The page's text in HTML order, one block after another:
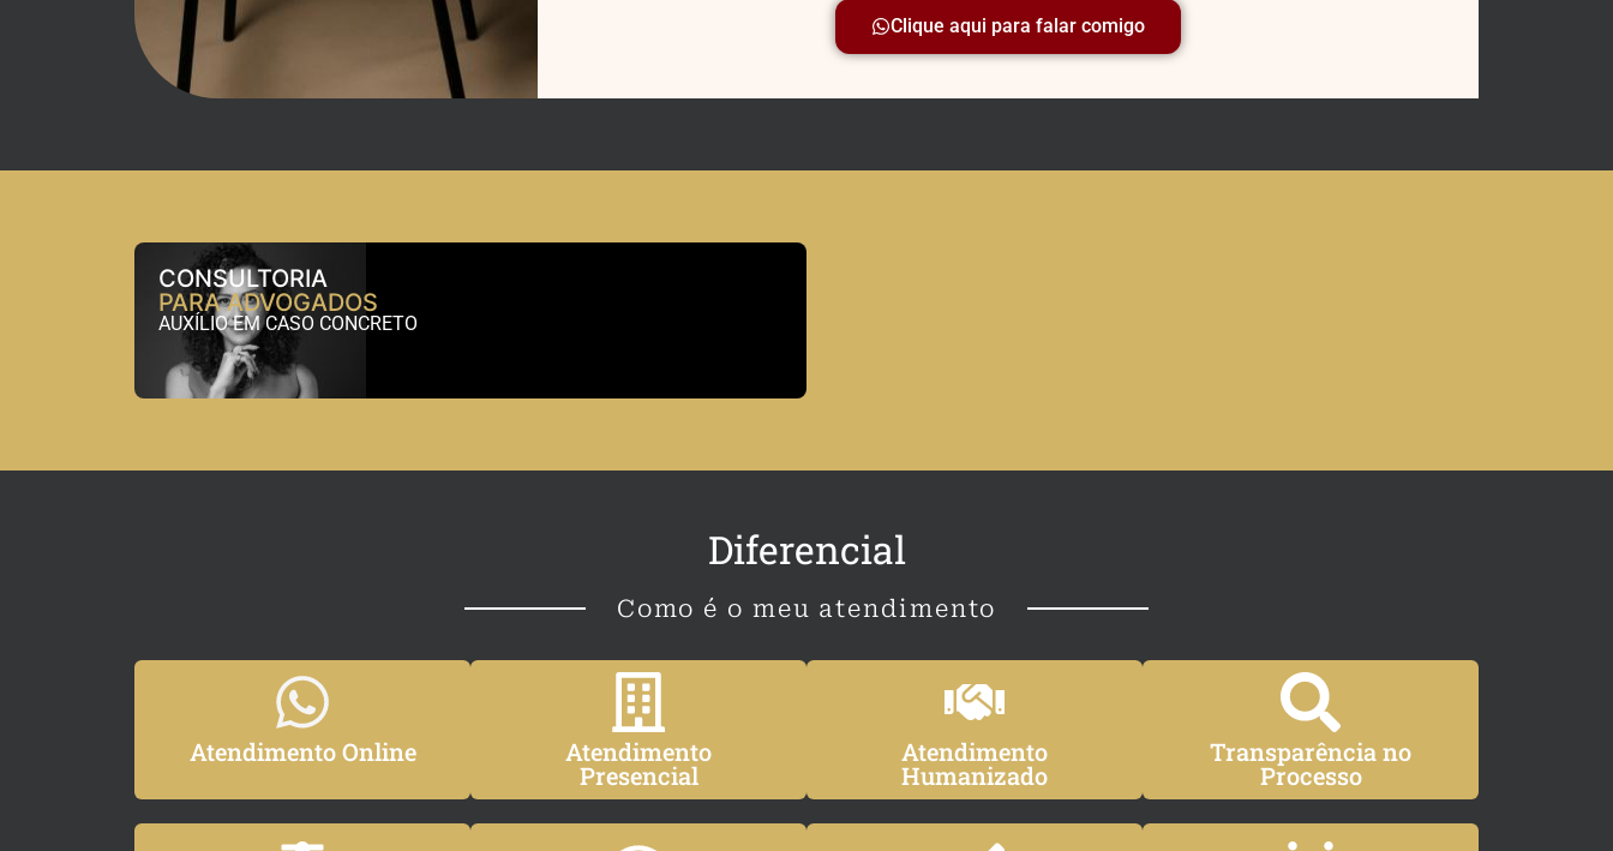
Clique aqui para falar comigo
CONSULTORIA
PARA ADVOGADOS
AUXÍLIO EM CASO CONCRETO
Diferencial
Como é o meu atendimento
Atendimento Online Atendimento
Presencial
Atendimento
Humanizado
Transparência no
Processo